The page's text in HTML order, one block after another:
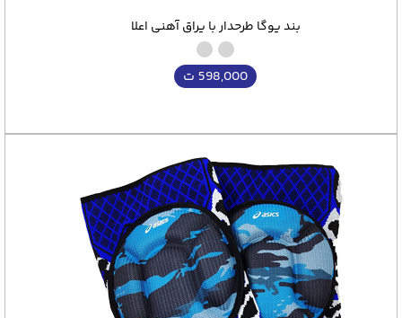
بند یوگا طرحدار با یراق آهنی اعلا
598,000 ت